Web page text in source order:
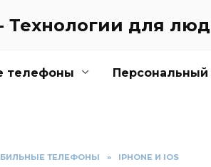
Технологии для
телефоны
ТЕЛЕФОНЫ » IPHONE И IOS